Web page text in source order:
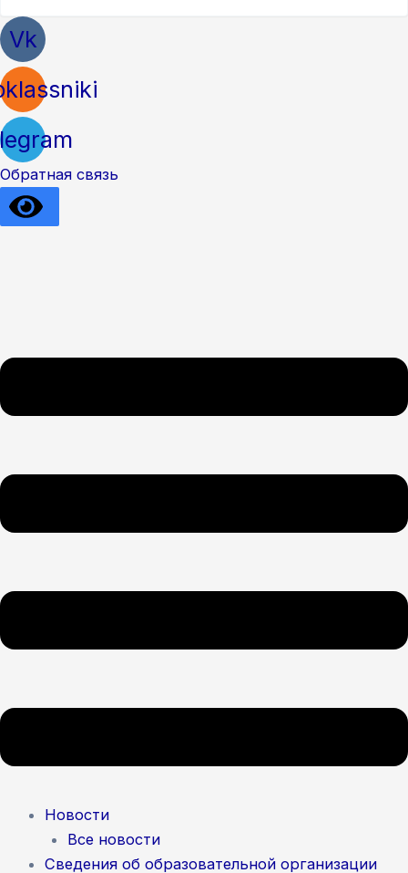
Vk
Обратная связь
Новости
Все новости
Сведения об образовательной организации